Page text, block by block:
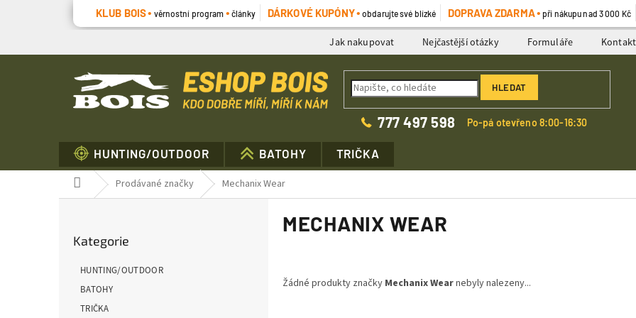
KLUB BOIS věrnostní program články DÁRKOVÉ KUPÓNY obdarujte své blízké DOPRAVA ZDARMA při nákupu nad 3 000 Kč
Jak nakupovat Nejčastější otázky Formuláře
HLEDAT
777 497 598 Po-pá otevřeno 8:00-16:30
HUNTING/OUTDOOR BATOHY TRIČKA
Domů Prodávané značky Mechanix Wear
kategorie
Kategorie
HUNTING/OUTDOOR
BATOHY
TRIČKA
MECHANIX WEAR
Žádné produkty značky Mechanix Wearnebyly nalezeny...